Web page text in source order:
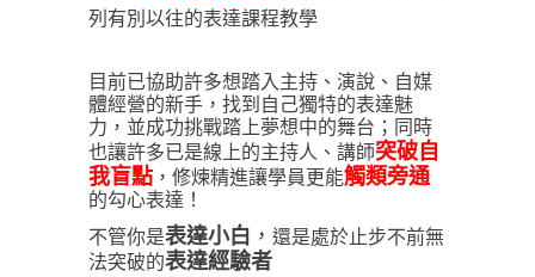
列有別以往的表達課程教學
目前已協助許多想踏入主持、演說、自媒
體經營的新手，找到自己獨特的表達魅
力，並成功挑戰踏上夢想中的舞台；同時
也讓許多已是線上的主持人、講師突破自
我盲點 ，修煉精進讓學員更能觸類旁通
的勾心表達！
不管你是表達小白 ， 還是處於止步不前無
法突破的表達經驗者